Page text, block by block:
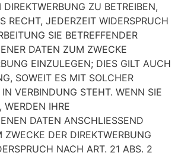
ZU BETREIBEN,
RECHT, JEDERZEIT WIDERSPRUCH
SIE BETREFFENDER
DATEN ZUM ZWECKE
EINZULEGEN; DIES GILT AUCH
SOWEIT ES MIT SOLCHER
VERBINDUNG STEHT. WENN SIE
WERDEN IHRE
DATEN ANSCHLIESSEND
DER DIREKTWERBUNG
NACH ART. 21 ABS. 2